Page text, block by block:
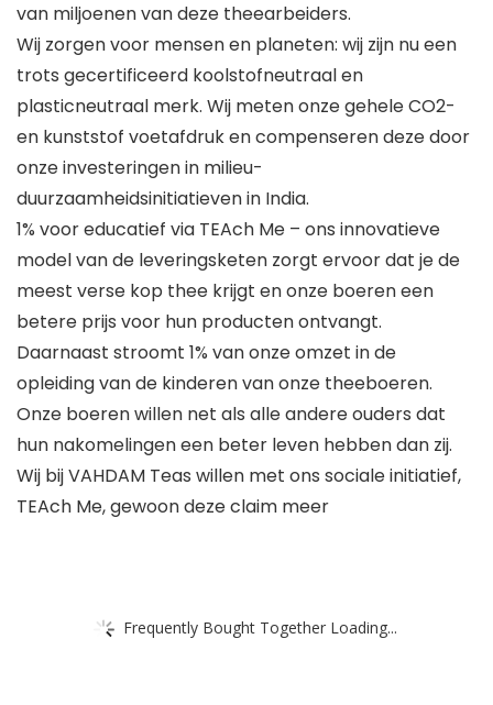
van miljoenen van deze theearbeiders.
Wij zorgen voor mensen en planeten: wij zijn nu een
trots gecertificeerd koolstofneutraal en
plasticneutraal merk. Wij meten onze gehele CO2-
en kunststof voetafdruk en compenseren deze door
onze investeringen in milieu-
duurzaamheidsinitiatieven in India.
1% voor educatief via TEAch Me – ons innovatieve
model van de leveringsketen zorgt ervoor dat je de
meest verse kop thee krijgt en onze boeren een
betere prijs voor hun producten ontvangt.
Daarnaast stroomt 1% van onze omzet in de
opleiding van de kinderen van onze theeboeren.
Onze boeren willen net als alle andere ouders dat
hun nakomelingen een beter leven hebben dan zij.
Wij bij VAHDAM Teas willen met ons sociale initiatief,
TEAch Me, gewoon deze claim meer
Frequently Bought Together Loading...